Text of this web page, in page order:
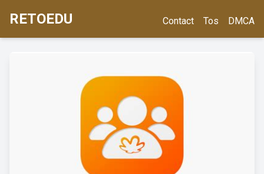
RETOEDU Contact Tos DMCA